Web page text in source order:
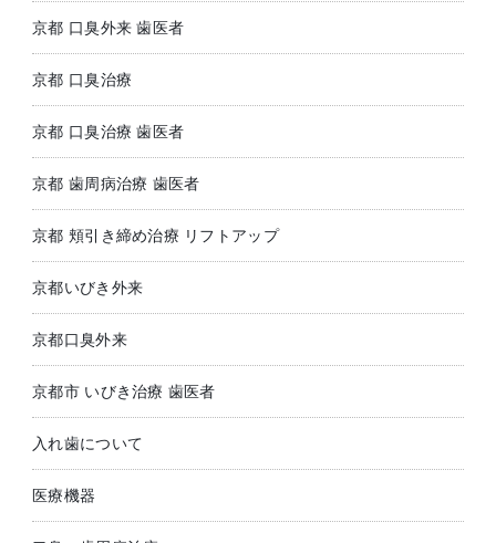
京都 口臭外来 歯医者
京都 口臭治療
京都 口臭治療 歯医者
京都 歯周病治療 歯医者
京都 頬引き締め治療 リフトアップ
京都いびき外来
京都口臭外来
京都市 いびき治療 歯医者
入れ歯について
医療機器